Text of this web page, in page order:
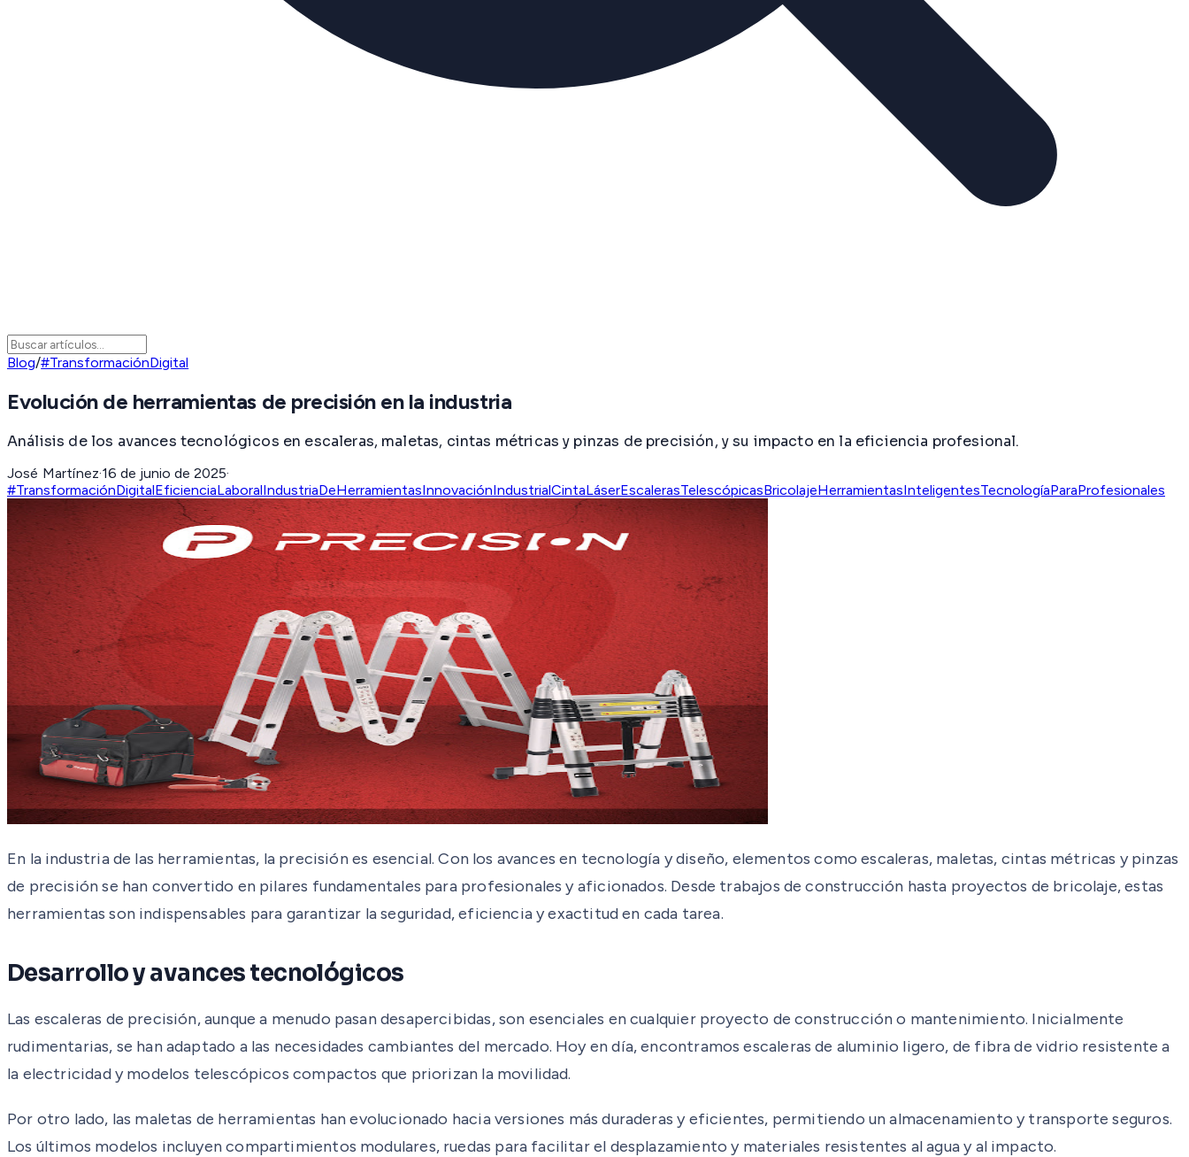
Blog/#TransformaciónDigital
Evolución de herramientas de precisión en la industria
Análisis de los avances tecnológicos en escaleras, maletas, cintas métricas y pinzas de precisión, y su impacto en la eficiencia profesional.
José Martínez·16 de junio de 2025·
#TransformaciónDigitalEficienciaLaboralIndustriaDeHerramientasInnovaciónIndustrialCintaLáserEscalerasTelescópicasBricolajeHerramientasInteligentesTecnologíaParaProfesionales
En la industria de las herramientas, la precisión es esencial. Con los avances en tecnología y diseño, elementos como escaleras, maletas, cintas métricas y pinzas
de precisión se han convertido en pilares fundamentales para profesionales y aficionados. Desde trabajos de construcción hasta proyectos de bricolaje, estas
herramientas son indispensables para garantizar la seguridad, eficiencia y exactitud en cada tarea.
Desarrollo y avances tecnológicos
Las escaleras de precisión, aunque a menudo pasan desapercibidas, son esenciales en cualquier proyecto de construcción o mantenimiento. Inicialmente
rudimentarias, se han adaptado a las necesidades cambiantes del mercado. Hoy en día, encontramos escaleras de aluminio ligero, de fibra de vidrio resistente a
la electricidad y modelos telescópicos compactos que priorizan la movilidad.
Por otro lado, las maletas de herramientas han evolucionado hacia versiones más duraderas y eficientes, permitiendo un almacenamiento y transporte seguros.
Los últimos modelos incluyen compartimientos modulares, ruedas para facilitar el desplazamiento y materiales resistentes al agua y al impacto.